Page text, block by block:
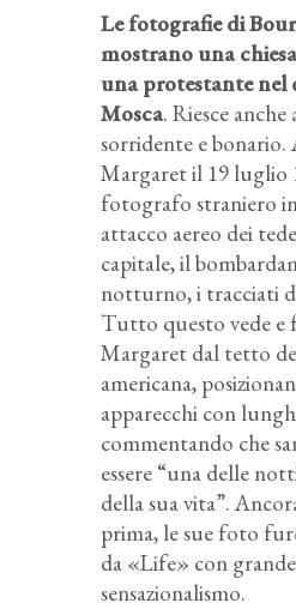
Le fotografie di
mostrano una
una protestante nel
Mosca. Riesce
sorridente e bonario.
Margaret il 19 luglio
fotografo straniero
attacco aereo dei
capitale, il
notturno, i tracciati
Tutto questo vede
Margaret dal tetto
americana,
apparecchi con
commentando che
essere “una delle
della sua vita”.
prima, le sue foto
da «Life» con grande
sensazionalismo.